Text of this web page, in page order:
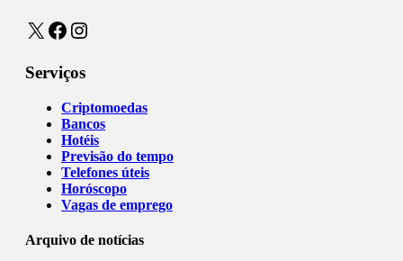
X Facebook
Instagram
Serviços
Criptomoedas
Bancos
Hotéis
Previsão do tempo
Telefones úteis
Horóscopo
Vagas de emprego
Arquivo de notícias